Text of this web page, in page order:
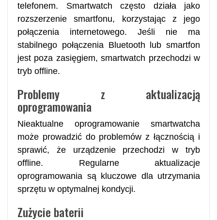
telefonem. Smartwatch często działa jako
rozszerzenie smartfonu, korzystając z jego
połączenia internetowego. Jeśli nie ma
stabilnego połączenia Bluetooth lub smartfon
jest poza zasięgiem, smartwatch przechodzi w
tryb offline.
Problemy z aktualizacją
oprogramowania
Nieaktualne oprogramowanie smartwatcha
może prowadzić do problemów z łącznością i
sprawić, że urządzenie przechodzi w tryb
offline. Regularne aktualizacje
oprogramowania są kluczowe dla utrzymania
sprzętu w optymalnej kondycji.
Zużycie baterii